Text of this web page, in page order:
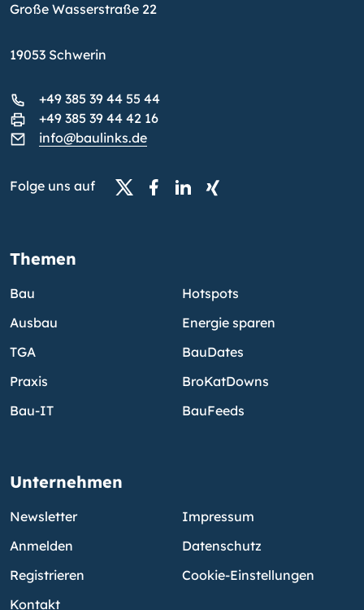
Große Wasserstraße 22
19053 Schwerin
+49 385 39 44 55 44
+49 385 39 44 42 16
info@baulinks.de
Folge uns auf
Themen
Bau
Ausbau
TGA
Praxis
Bau-IT
Hotspots
Energie sparen
BauDates
BroKatDowns
BauFeeds
Unternehmen
Newsletter
Anmelden
Registrieren
Kontakt
Impressum
Datenschutz
Cookie-Einstellungen